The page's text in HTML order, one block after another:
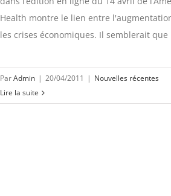
Health montre le lien entre
les crises économiques. Il semblerait
ParAdmin | 20/04/2011 | Nouvelles récentes
Lire la suite